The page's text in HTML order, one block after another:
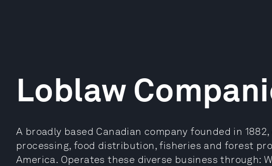
Loblaw
A broadly based Canadian company founded in
processing, food distribution, fisheries and forest
America. Operates these diverse business through: